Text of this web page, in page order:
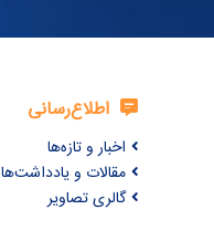
اطلاع‌رسانی
اخبار و تازه‌ها
مقالات و یادداشت‌ها
گالری تصاویر